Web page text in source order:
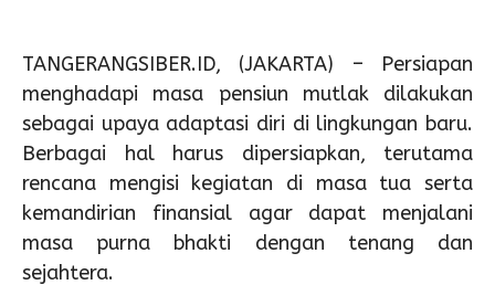
TANGERANGSIBER.ID, (JAKARTA) – Persiapan
menghadapi masa pensiun mutlak dilakukan
sebagai upaya adaptasi diri di lingkungan baru.
Berbagai hal harus dipersiapkan, terutama
rencana mengisi kegiatan di masa tua serta
kemandirian finansial agar dapat menjalani
masa purna bhakti dengan tenang dan
sejahtera.